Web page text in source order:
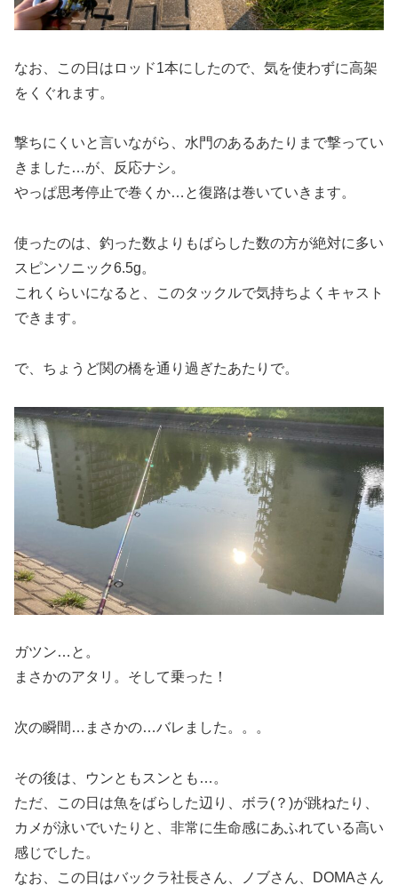
なお、この日はロッド1本にしたので、気を使わずに高架
をくぐれます。
撃ちにくいと言いながら、水門のあるあたりまで撃ってい
きました…が、反応ナシ。
やっぱ思考停止で巻くか…と復路は巻いていきます。
使ったのは、釣った数よりもばらした数の方が絶対に多い
スピンソニック6.5g。
これくらいになると、このタックルで気持ちよくキャスト
できます。
で、ちょうど関の橋を通り過ぎたあたりで。
ガツン…と。
まさかのアタリ。そして乗った！
次の瞬間…まさかの…バレました。。。
その後は、ウンともスンとも…。
ただ、この日は魚をばらした辺り、ボラ(？)が跳ねたり、
カメが泳いでいたりと、非常に生命感にあふれている高い
感じでした。
なお、この日はバックラ社長さん、ノブさん、DOMAさん